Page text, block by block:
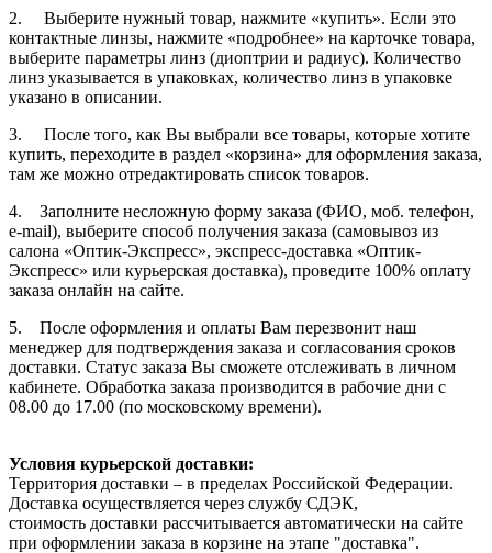
2. Выберите нужный товар, нажмите «купить». Если это
контактные линзы, нажмите «подробнее» на карточке товара,
выберите параметры линз (диоптрии и радиус). Количество
линз указывается в упаковках, количество линз в упаковке
указано в описании.
3. После того, как Вы выбрали все товары, которые хотите
купить, переходите в раздел «корзина» для оформления заказа,
там же можно отредактировать список товаров.
4. Заполните несложную форму заказа (ФИО, моб. телефон,
e-mail), выберите способ получения заказа (самовывоз из
салона «Оптик-Экспресс», экспресс-доставка «Оптик-
Экспресс» или курьерская доставка), проведите 100% оплату
заказа онлайн на сайте.
5. После оформления и оплаты Вам перезвонит наш
менеджер для подтверждения заказа и согласования сроков
доставки. Статус заказа Вы сможете отслеживать в личном
кабинете. Обработка заказа производится в рабочие дни с
08.00 до 17.00 (по московскому времени).
Условия курьерской доставки:
Территория доставки – в пределах Российской Федерации.
Доставка осуществляется через службу СДЭК,
стоимость доставки рассчитывается автоматически на сайте
при оформлении заказа в корзине на этапе "доставка".